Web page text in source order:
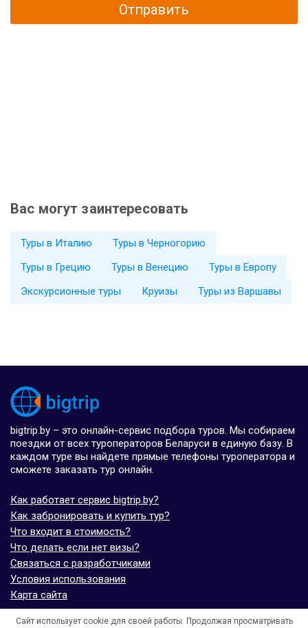
Отправить
Вас могут заинтересовать
Туры в Италию
Туры в Черногорию
Туры в Грецию
Туры в Венецию
Туры в Европу
Экскурсионные туры
Круизы Туры из Варшавы
bigtrip.by – это онлайн-сервис подбора туров. Мы собираем
поездки от всех туроператоров Беларуси в единую базу. В
каждом туре вы найдете прямые телефоны туроператора и
сможете заказать тур онлайн.
Как работает сервис bigtrip.by?
Как забронировать и купить тур?
Что входит в стоимость?
Что делать если нет визы?
Связаться с разработчиками
Условия использования
Карта сайта
© bigtrip.by,elijoviaje.es– 2014 - 2026
Сайт использует cookie для своей работы. Продолжая просматривать